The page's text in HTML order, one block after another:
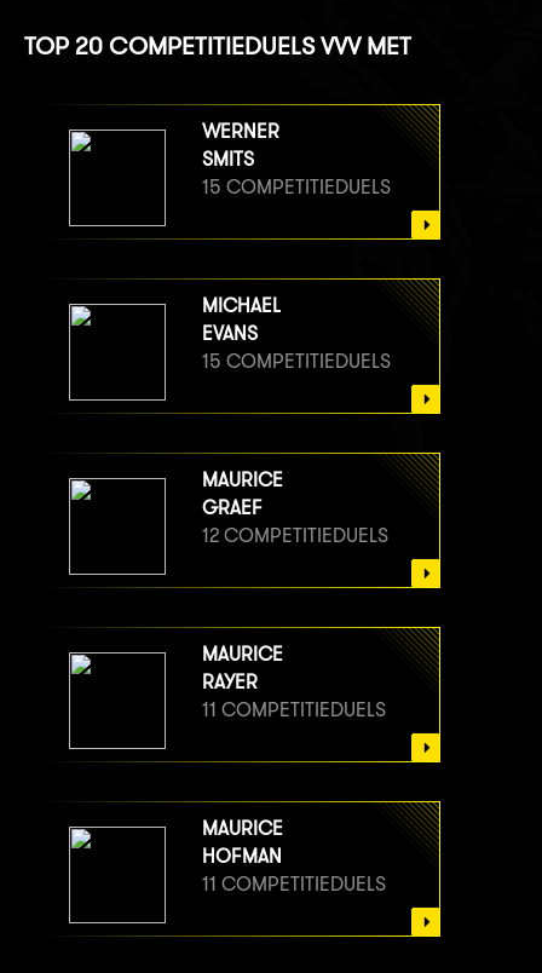
TOP 20 COMPETITIEDUELS VVV MET
WERNER
SMITS
15 COMPETITIEDUELS
MICHAEL
EVANS
15 COMPETITIEDUELS
MAURICE
GRAEF
12 COMPETITIEDUELS
MAURICE
RAYER
11 COMPETITIEDUELS
MAURICE
HOFMAN
11 COMPETITIEDUELS